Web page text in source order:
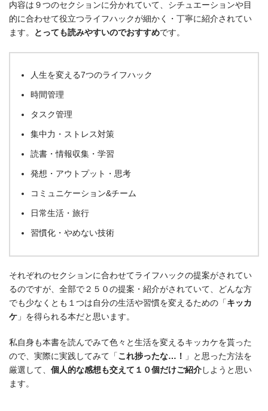
内容は９つのセクションに分かれていて、シチュエーションや目
的に合わせて役立つライフハックが細かく・丁寧に紹介されてい
ます。
とっても読みやすいのでおすすめです。
人生を変える7つのライフハック
時間管理
タスク管理
集中力・ストレス対策
読書・情報収集・学習
発想・アウトプット・思考
コミュニケーション&チーム
日常生活・旅行
習慣化・やめない技術
それぞれのセクションに合わせてライフハックの提案がされてい
るのですが、全部で２５０の提案・紹介がされていて、どんな方
でも少なくとも１つは自分の生活や習慣を変えるための「 キッカ
ケ 」を得られる本だと思います。
私自身も本書を読んでみて色々と生活を変えるキッカケを貰った
ので、実際に実践してみて「 これ捗ったな…！
」と思った方法を
厳選して、 個人的な感想も交えて１０個だけご紹介 しようと思い
ます。